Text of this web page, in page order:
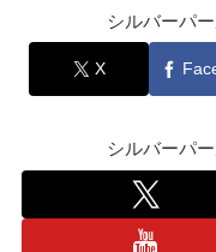
シルバーパ
X
シルバーパ